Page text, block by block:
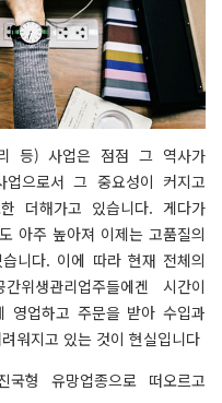
등) 사업은 점점 그 역사가
업으로서 그 중요성이 커지고
더해가고 있습니다. 게다가
아주 높아져 이제는 고품질의
니다. 이에 따라 현재 전체의
생관리업주들에겐 시간이
영업하고 주문을 받아 수입과
워지고 있는 것이 현실입니다
국형 유망업종으로 떠오르고